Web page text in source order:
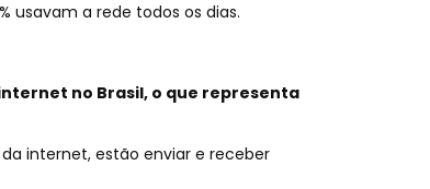
usavam a rede todos os dias.
no Brasil, o que representa
da internet, estão enviar e receber